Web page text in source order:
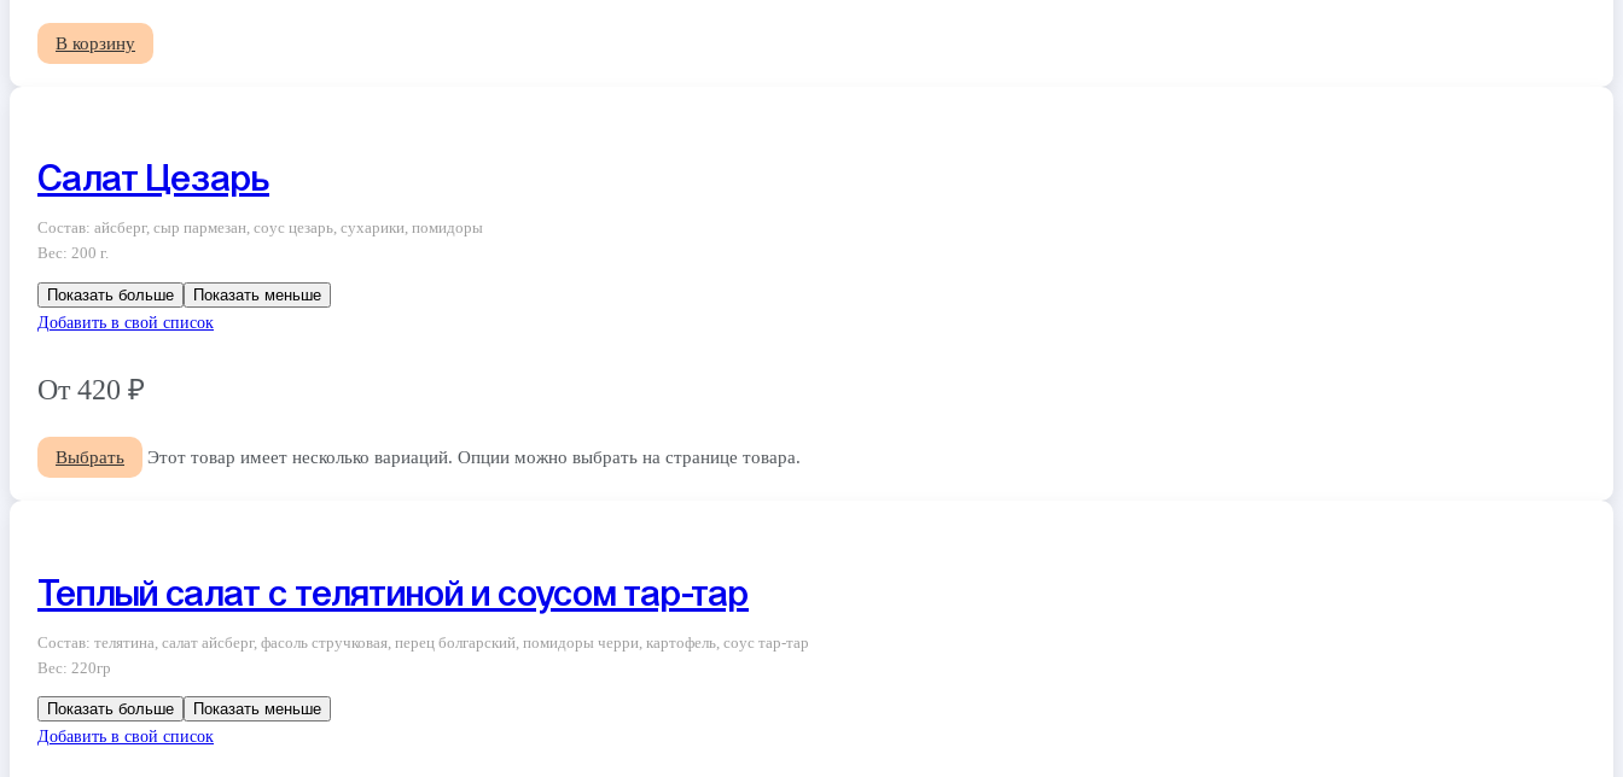
В корзину
Салат Цезарь
Состав: айсберг, сыр пармезан, соус цезарь, сухарики, помидоры
Вес: 200 г.
Показать больше
Показать меньше
Добавить в свой список
От420 ₽
Выбрать Этот товар имеет несколько вариаций. Опции можно выбрать на странице товара.
Теплый салат с телятиной и соусом тар-тар
Состав: телятина, салат айсберг, фасоль стручковая, перец болгарский, помидоры черри, картофель, соус тар-тар
Вес: 220гр
Показать больше
Показать меньше
Добавить в свой список